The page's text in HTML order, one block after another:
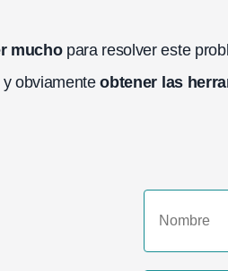
muchopara resolver este
y obviamenteobtener las